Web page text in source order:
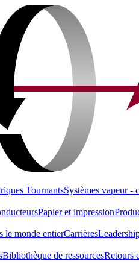
TournantsSystèmes vapeur -
Papier et impression
le monde entierCarrières
Bibliothèque de ressourcesRetours